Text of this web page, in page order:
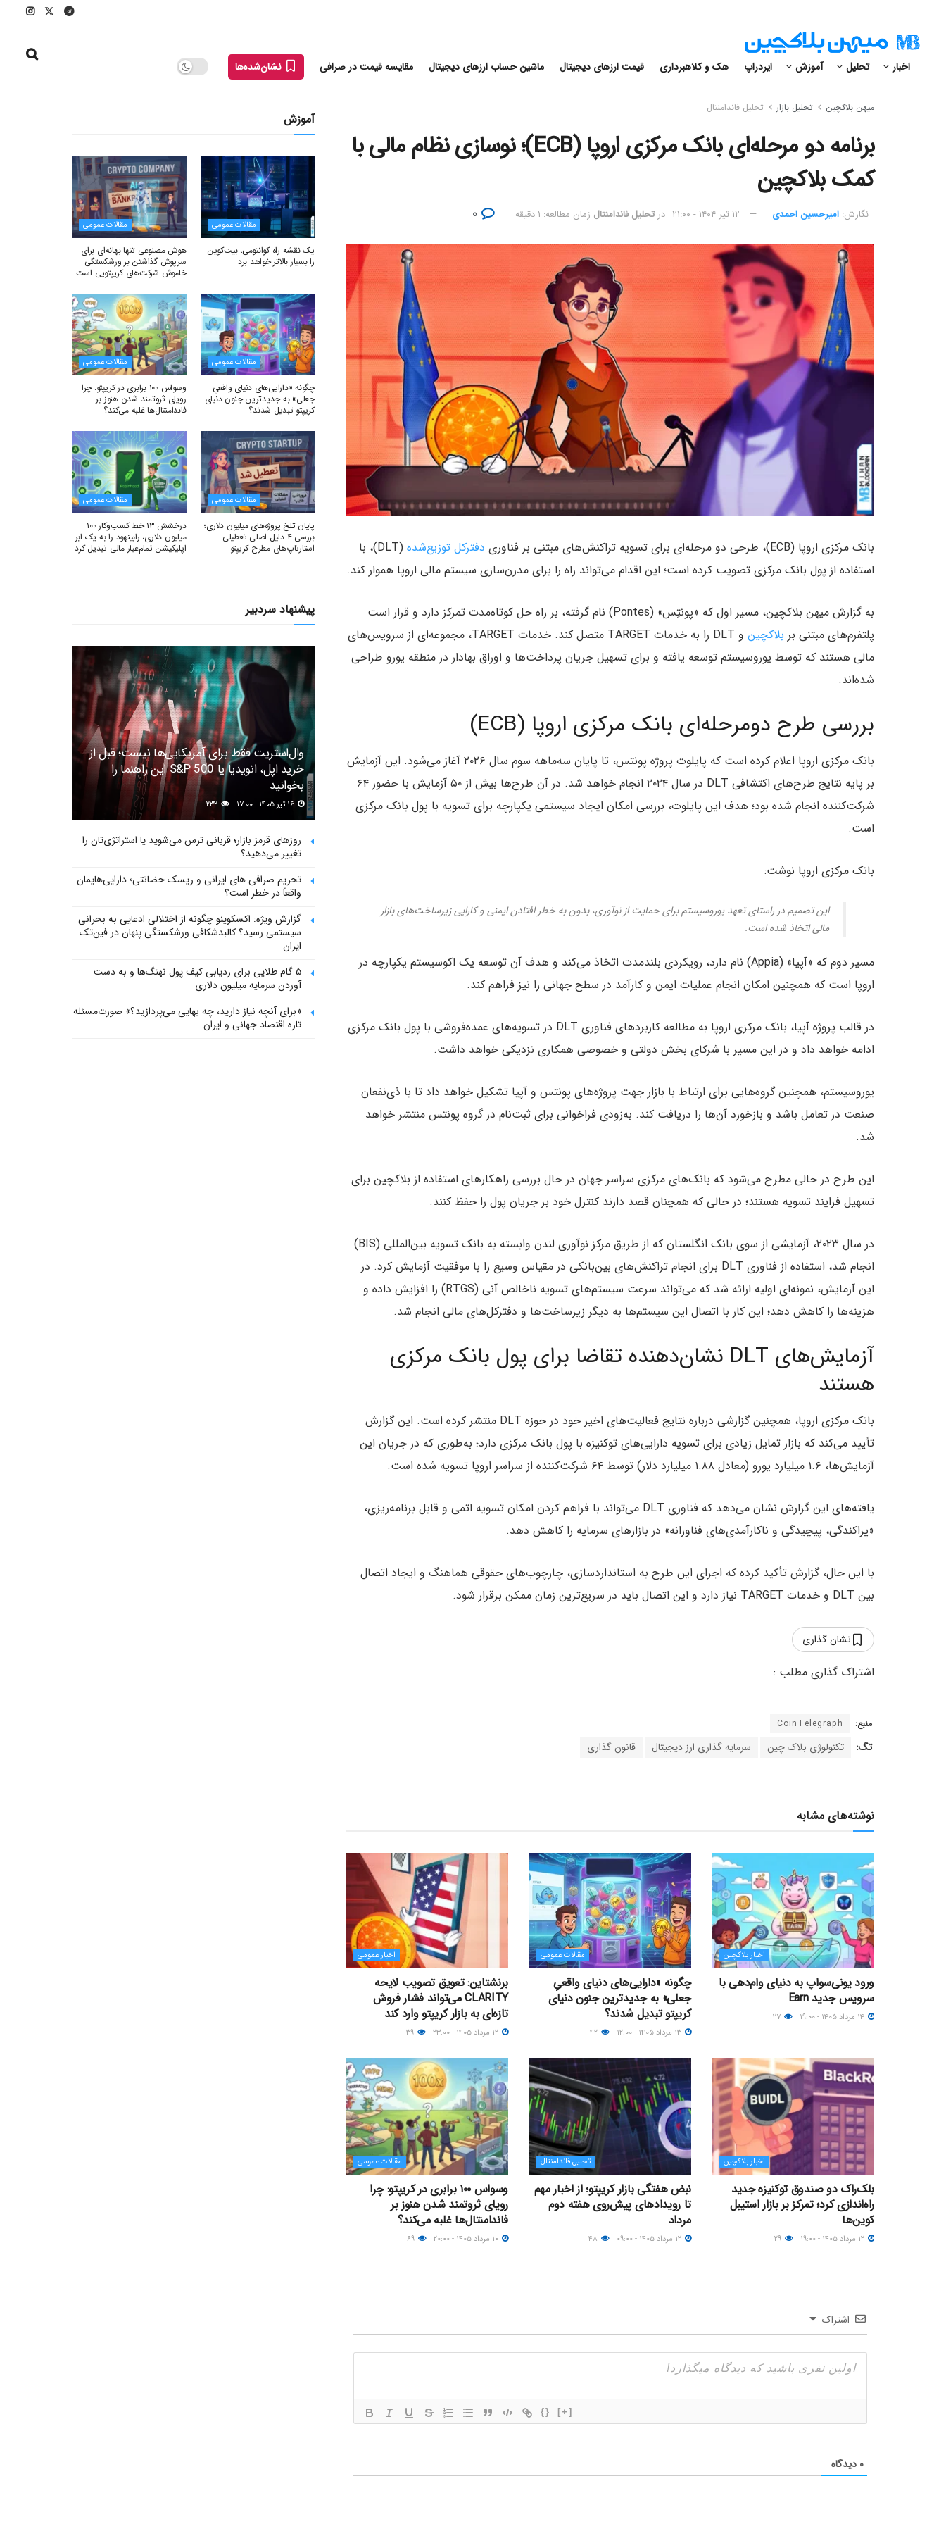
اخبار تحلیل آموزش ایردراپ هک و کلاهبرداری قیمت ارزهای دیجیتال ماشین حساب ارزهای دیجیتال مقایسه قیمت در صرافی نشان‌شده‌ها
میهن بلاکچین تحلیل بازار تحلیل فاندامنتال
برنامه دو مرحله‌ای بانک مرکزی اروپا (ECB)؛ نوسازی نظام مالی با
کمک بلاکچین
نگارش:‌ امیرحسین احمدی ۱۲ تیر ۱۴۰۴ - ۲۱:۰۰ در تحلیل فاندامنتال زمان مطالعه: ۱ دقیقه
بانک مرکزی اروپا (ECB)، طرحی دو مرحله‌ای برای تسویه تراکنش‌های مبتنی بر فناوری دفترکل توزیع‌شده
(DLT)، با
استفاده از پول بانک مرکزی تصویب کرده است؛ این اقدام می‌تواند راه را برای مدرن‌سازی سیستم مالی اروپا هموار کند.
به گزارش میهن بلاکچین، مسیر اول که «پونتِس» (Pontes) نام گرفته، بر راه‌ حل کوتاه‌مدت تمرکز دارد و قرار است
پلتفرم‌های مبتنی بر بلاکچین
و DLT را به خدمات TARGET متصل کند. خدمات TARGET، مجموعه‌ای از سرویس‌های
مالی هستند که توسط یوروسیستم توسعه یافته و برای تسهیل جریان پرداخت‌ها و اوراق بهادار در منطقه یورو طراحی
شده‌اند.
بررسی طرح دومرحله‌ای بانک مرکزی اروپا (ECB)
بانک مرکزی اروپا اعلام کرده است که پایلوت پروژه پونتس، تا پایان سه‌ماهه سوم سال ۲۰۲۶ آغاز می‌شود. این آزمایش
بر پایه نتایج طرح‌های اکتشافی DLT در سال ۲۰۲۴ انجام خواهد شد. در آن طرح‌ها بیش از ۵۰ آزمایش با حضور ۶۴
شرکت‌کننده انجام شده بود؛ هدف این پایلوت، بررسی امکان ایجاد سیستمی یکپارچه برای تسویه با پول بانک مرکزی
است.
بانک مرکزی اروپا نوشت:
این تصمیم در راستای تعهد یوروسیستم برای حمایت از نوآوری، بدون به خطر افتادن ایمنی و کارایی زیرساخت‌های بازار
مالی اتخاذ شده است.
مسیر دوم که «آپیا» (Appia) نام دارد، رویکردی بلندمدت اتخاذ می‌کند و هدف آن توسعه یک اکوسیستم یکپارچه در
اروپا است که همچنین امکان انجام عملیات ایمن و کارآمد در سطح جهانی را نیز فراهم کند.
در قالب پروژه آپیا، بانک مرکزی اروپا به مطالعه کاربردهای فناوری DLT در تسویه‌های عمده‌فروشی با پول بانک مرکزی
ادامه خواهد داد و در این مسیر با شرکای بخش دولتی و خصوصی همکاری نزدیکی خواهد داشت.
یوروسیستم، همچنین گروه‌هایی برای ارتباط با بازار جهت پروژه‌های پونتس و آپیا تشکیل خواهد داد تا با ذی‌نفعان
صنعت در تعامل باشد و بازخورد آن‌ها را دریافت کند. به‌زودی فراخوانی برای ثبت‌نام در گروه پونتس منتشر خواهد
شد.
این طرح در حالی مطرح می‌شود که بانک‌های مرکزی سراسر جهان در حال بررسی راهکارهای استفاده از بلاکچین برای
تسهیل فرایند تسویه هستند؛ در حالی که همچنان قصد دارند کنترل خود بر جریان پول را حفظ کنند.
در سال ۲۰۲۳، آزمایشی از سوی بانک انگلستان که از طریق مرکز نوآوری لندن وابسته به بانک تسویه بین‌المللی (BIS)
انجام شد، استفاده از فناوری DLT برای انجام تراکنش‌های بین‌بانکی در مقیاس وسیع را با موفقیت آزمایش کرد. در
این آزمایش، نمونه‌ای اولیه ارائه شد که می‌تواند سرعت سیستم‌های تسویه ناخالص آنی (RTGS) را افزایش داده و
هزینه‌ها را کاهش دهد؛ این کار با اتصال این سیستم‌ها به دیگر زیرساخت‌ها و دفترکل‌های مالی انجام شد.
آزمایش‌های DLT نشان‌دهنده تقاضا برای پول بانک مرکزی
هستند
بانک مرکزی اروپا، همچنین گزارشی درباره نتایج فعالیت‌های اخیر خود در حوزه DLT منتشر کرده است. این گزارش
تأیید می‌کند که بازار تمایل زیادی برای تسویه دارایی‌های توکنیزه‌ با پول بانک مرکزی دارد؛ به‌طوری که در جریان این
آزمایش‌ها، ۱.۶ میلیارد یورو (معادل ۱.۸۸ میلیارد دلار) توسط ۶۴ شرکت‌کننده از سراسر اروپا تسویه شده است.
یافته‌های این گزارش نشان می‌دهد که فناوری DLT می‌تواند با فراهم کردن امکان تسویه اتمی و قابل برنامه‌ریزی،
«پراکندگی، پیچیدگی و ناکارآمدی‌های فناورانه» در بازارهای سرمایه را کاهش دهد.
با این حال، گزارش تأکید کرده که اجرای این طرح به استانداردسازی، چارچوب‌های حقوقی هماهنگ و ایجاد اتصال
بین DLT و خدمات TARGET نیاز دارد و این اتصال باید در سریع‌ترین زمان ممکن برقرار شود.
نشان گذاری
منبع: CoinTelegraph
تگ: تکنولوژی بلاک چین سرمایه گذاری ارز دیجیتال قانون گذاری
نوشته‌های مشابه
اخبار بلاکچین
ورود یونی‌سواپ به دنیای وام‌دهی با
سرویس جدید Earn
مقالات عمومی
چگونه «دارایی‌های دنیای واقعیِ
جعلی» به جدیدترین جنون دنیای
کریپتو تبدیل شدند؟
اخبار عمومی
برنشتاین: تعویق تصویب لایحه
CLARITY می‌تواند فشار فروش
تازه‌ای به بازار کریپتو وارد کند
اخبار بلاکچین
بلک‌راک دو صندوق توکنیزه جدید
راه‌اندازی کرد؛ تمرکز بر بازار استیبل
کوین‌ها
تحلیل فاندامنتال
نبض هفتگی بازار کریپتو؛ از اخبار مهم
تا رویدادهای پیش‌روی هفته دوم
مرداد
مقالات عمومی
وسواس ۱۰۰ برابری در کریپتو: چرا
رویای ثروتمند شدن هنوز بر
فاندامنتال‌ها غلبه می‌کند؟
اشتراک
{} [+]
۰ دیدگاه
آموزش
مقالات عمومی
یک نقشه راه کوانتومی، بیت‌کوین
را بسیار بالاتر خواهد برد
مقالات عمومی
هوش مصنوعی تنها بهانه‌ای برای
سرپوش گذاشتن بر ورشکستگی
خاموش شرکت‌های کریپتویی است
مقالات عمومی
چگونه «دارایی‌های دنیای واقعیِ
جعلی» به جدیدترین جنون دنیای
کریپتو تبدیل شدند؟
مقالات عمومی
وسواس ۱۰۰ برابری در کریپتو: چرا
رویای ثروتمند شدن هنوز بر
فاندامنتال‌ها غلبه می‌کند؟
مقالات عمومی
پایان تلخ پروژه‌های میلیون دلاری؛
بررسی ۴ دلیل اصلی تعطیلی
استارتاپ‌های مطرح کریپتو
مقالات عمومی
درخشش ۱۳ خط کسب‌وکار ۱۰۰
میلیون دلاری، رابینهود را به یک ابر
اپلیکیشن تمام‌عیار مالی تبدیل کرد
پیشنهاد سردبیر
وال‌استریت فقط برای آمریکایی‌ها نیست؛ قبل از
خرید اپل، انویدیا یا S&P 500 این راهنما را
بخوانید
روزهای قرمز بازار؛ قربانی ترس می‌شوید یا استراتژی‌تان را
تغییر می‌دهید؟
تحریم صرافی های ایرانی و ریسک حضانتی؛ دارایی‌هایمان
واقعاً در خطر است؟
گزارش ویژه: اکسکوینو چگونه از اختلالی ادعایی به بحرانی
سیستمی رسید؟ کالبدشکافی ورشکستگی پنهان در فین‌تک
ایران
۵ گام طلایی برای ردیابی کیف پول‌ نهنگ‌ها و به دست
آوردن سرمایه میلیون دلاری
«برای آنچه نیاز دارید، چه بهایی می‌پردازید؟» صورت‌مسئله
تازه اقتصاد جهانی و ایران